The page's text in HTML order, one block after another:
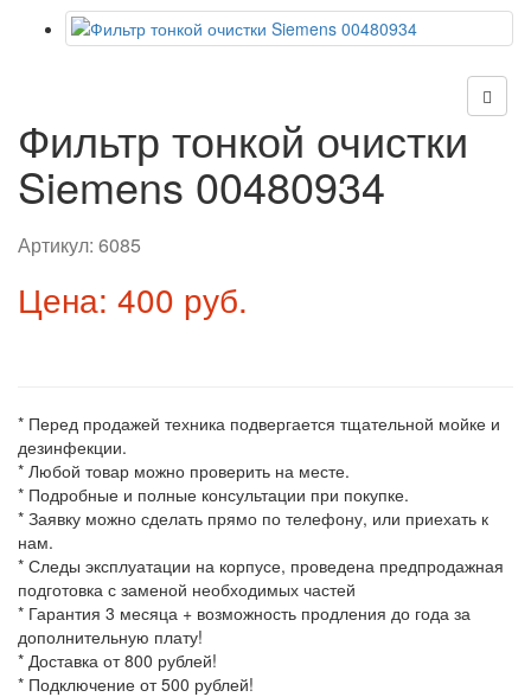
Фильтр тонкой очистки
Siemens 00480934
Артикул: 6085
Цена: 400 руб.
* Перед продажей техника подвергается тщательной мойке и
дезинфекции.
* Любой товар можно проверить на месте.
* Подробные и полные консультации при покупке.
* Заявку можно сделать прямо по телефону, или приехать к
нам.
* Следы эксплуатации на корпусе, проведена предпродажная
подготовка с заменой необходимых частей
* Гарантия 3 месяца + возможность продления до года за
дополнительную плату!
* Доставка от 800 рублей!
* Подключение от 500 рублей!